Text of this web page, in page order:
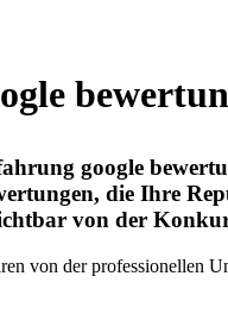
google
die Ihre
von der
von der professionellen